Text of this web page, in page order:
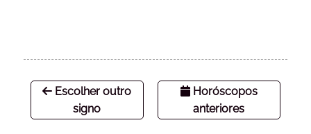
Escolher outro
signo
Horóscopos
anteriores